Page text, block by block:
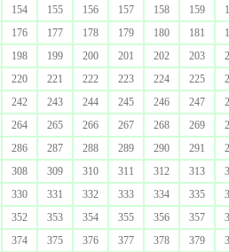
154 155 156 157 158 159
176 177 178 179 180 181
198 199 200 201 202 203
220 221 222 223 224 225
242 243 244 245 246 247
264 265 266 267 268 269
286 287 288 289 290 291
308 309 310 311 312 313
330 331 332 333 334 335
352 353 354 355 356 357
374 375 376 377 378 379